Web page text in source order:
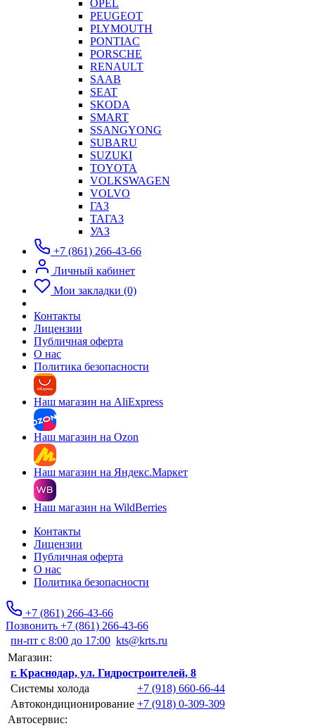
OPEL
PEUGEOT
PLYMOUTH
PONTIAC
PORSCHE
RENAULT
SAAB
SEAT
SKODA
SMART
SSANGYONG
SUBARU
SUZUKI
TOYOTA
VOLKSWAGEN
VOLVO
ГАЗ
ТАГАЗ
УАЗ
+7 (861) 266-43-66
Личный кабинет
Мои закладки (0)
Контакты
Лицензии
Публичная оферта
О нас
Политика безопасности
Наш магазин на AliExpress
Наш магазин на Ozon
Наш магазин на Яндекс.Маркет
Наш магазин на WildBerries
Контакты
Лицензии
Публичная оферта
О нас
Политика безопасности
+7 (861) 266-43-66
Позвонить +7 (861) 266-43-66
пн-пт с 8:00 до 17:00 kts@krts.ru
Магазин:
г. Краснодар, ул. Гидростроителей, 8
Системы холода
+7 (918) 660-66-44
Автокондиционирование +7 (918) 0-309-309
Автосервис: